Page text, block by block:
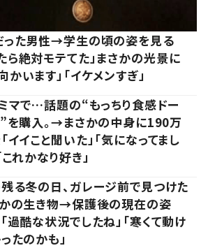
った男性→学生の頃の姿を見る
絶対モテてた」まさかの光景に
います」「イケメンすぎ」
マで…話題の“もっちり食感ドー
を購入。→まさかの中身に190万
イイこと聞いた」「気になってまし
これかなり好き」
る冬の日、ガレージ前で見つけた
の生き物→保護後の現在の姿
過酷な状況でしたね」「寒くて動け
たのかも」